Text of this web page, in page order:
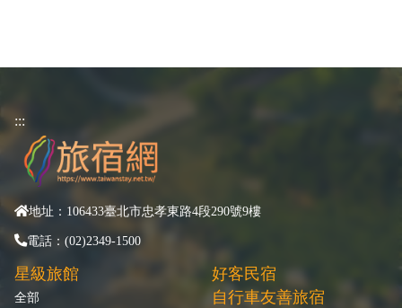
:::
地址：106433臺北市忠孝東路4段290號9樓
電話：(02)2349-1500
星級旅館
全部
好客民宿
自行車友善旅宿